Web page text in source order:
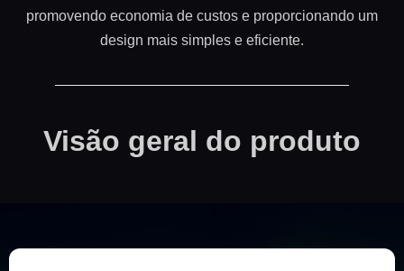
promovendo economia de custos e proporcionando um
design mais simples e eficiente.
Visão geral do produto